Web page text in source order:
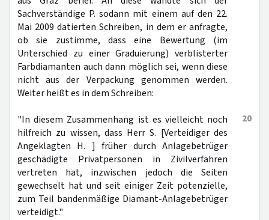
Sachverständige P. sodann mit einem auf den 22.
Mai 2009 datierten Schreiben, in dem er anfragte,
ob sie zustimme, dass eine Bewertung (im
Unterschied zu einer Graduierung) verblisterter
Farbdiamanten auch dann möglich sei, wenn diese
nicht aus der Verpackung genommen werden.
Weiter heißt es in dem Schreiben:
20
"In diesem Zusammenhang ist es vielleicht noch
hilfreich zu wissen, dass Herr S. [Verteidiger des
Angeklagten H. ] früher durch Anlagebetrüger
geschädigte Privatpersonen in Zivilverfahren
vertreten hat, inzwischen jedoch die Seiten
gewechselt hat und seit einiger Zeit potenzielle,
zum Teil bandenmäßige Diamant-Anlagebetrüger
verteidigt."